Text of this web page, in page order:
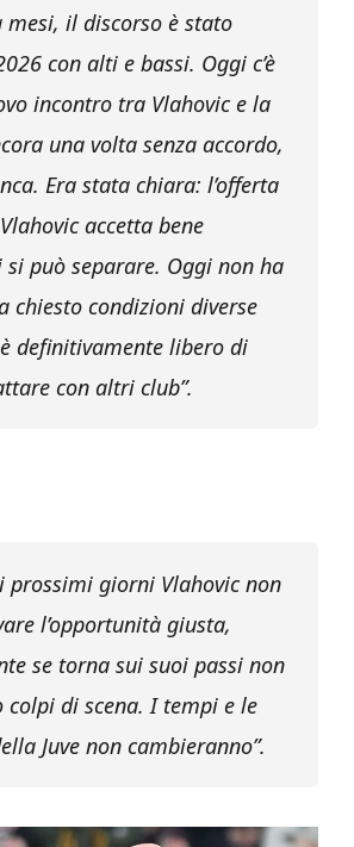
mesi, il discorso è stato
con alti e bassi. Oggi c’è
incontro tra Vlahovic e la
una volta senza accordo,
Era stata chiara: l’offerta
accetta bene
può separare. Oggi non ha
chiesto condizioni diverse
definitivamente libero di
con altri club”.
prossimi giorni Vlahovic non
l’opportunità giusta,
se torna sui suoi passi non
colpi di scena. I tempi e le
Juve non cambieranno”.